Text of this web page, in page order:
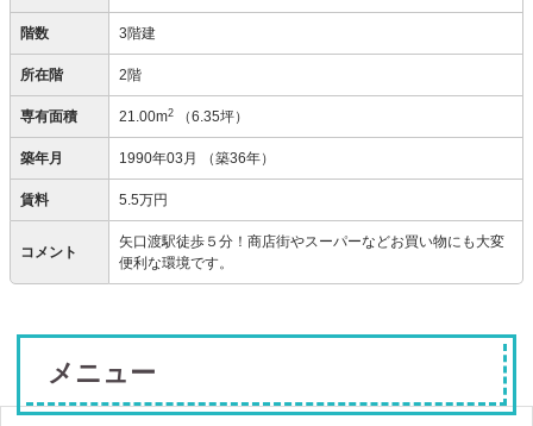
階数 3階建
所在階 2階
専有面積 21.00m2 （6.35坪）
築年月 1990年03月 （築36年）
賃料 5.5万円
コメント
矢口渡駅徒歩５分！商店街やスーパーなどお買い物にも大変
便利な環境です。
メニュー